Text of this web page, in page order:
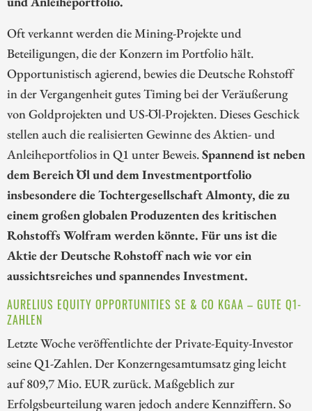
Oft verkannt werden die Mining-Projekte und
Beteiligungen, die der Konzern im Portfolio hält.
Opportunistisch agierend, bewies die Deutsche Rohstoff
in der Vergangenheit gutes Timing bei der Veräußerung
von Goldprojekten und US-Öl-Projekten. Dieses Geschick
stellen auch die realisierten Gewinne des Aktien- und
Anleiheportfolios in Q1 unter Beweis.Spannend ist neben
dem Bereich Öl und dem Investmentportfolio
insbesondere die Tochtergesellschaft Almonty, die zu
einem großen globalen Produzenten des kritischen
Rohstoffs Wolfram werden könnte. Für uns ist die
Aktie der Deutsche Rohstoff nach wie vor ein
aussichtsreiches und spannendes Investment.
AURELIUS EQUITY OPPORTUNITIES SE & CO KGAA – GUTE Q1-
ZAHLEN
Letzte Woche veröffentlichte der Private-Equity-Investor
seine Q1-Zahlen. Der Konzerngesamtumsatz ging leicht
auf 809,7 Mio. EUR zurück. Maßgeblich zur
Erfolgsbeurteilung waren jedoch andere Kennziffern. So